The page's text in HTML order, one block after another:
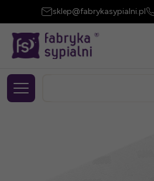
sklep@fabrykasypialni.pl